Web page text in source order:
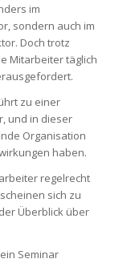
im
sondern auch im
Doch trotz
Mitarbeiter täglich
zu einer
und in dieser
Organisation
haben.
regelrecht
sich zu
Überblick über
Seminar